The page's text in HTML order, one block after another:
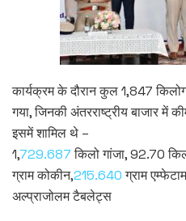
कार्यक्रम के दौरान कुल 1,847
गया, जिनकी अंतरराष्ट्रीय बाजार में
इसमें शामिल थे –
1,729.687किलो गांजा, 92.70
ग्राम कोकीन,215.640ग्राम
अल्प्राजोलम टैबलेट्स